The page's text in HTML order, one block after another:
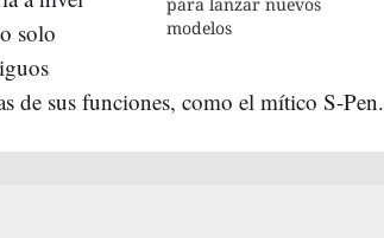
modelos
solo
de sus funciones, como el mítico S-Pen.